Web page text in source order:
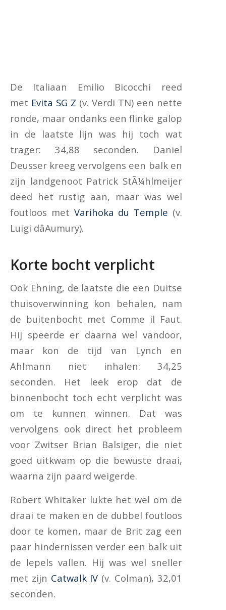
De Italiaan Emilio Bicocchi reed
met Evita SG Z (v. Verdi TN) een nette
ronde, maar ondanks een flinke galop
in de laatste lijn was hij toch wat
trager: 34,88 seconden. Daniel
Deusser kreeg vervolgens een balk en
zijn landgenoot Patrick StÃ¼hlmeijer
deed het rustig aan, maar was wel
foutloos met Varihoka du Temple (v.
Luigi dâAumury).
Korte bocht verplicht
Ook Ehning, de laatste die een Duitse
thuisoverwinning kon behalen, nam
de buitenbocht met Comme il Faut.
Hij speerde er daarna wel vandoor,
maar kon de tijd van Lynch en
Ahlmann niet inhalen: 34,25
seconden. Het leek erop dat de
binnenbocht toch echt verplicht was
om te kunnen winnen. Dat was
vervolgens ook direct het probleem
voor Zwitser Brian Balsiger, die niet
goed uitkwam op die bewuste draai,
waarna zijn paard weigerde.
Robert Whitaker lukte het wel om de
draai te maken en de dubbel foutloos
door te komen, maar de Brit zag een
paar hindernissen verder een balk uit
de lepels vallen. Hij was wel sneller
met zijn Catwalk IV (v. Colman), 32,01
seconden.